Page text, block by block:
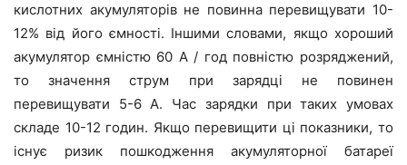
кислотних акумуляторів не повинна перевищувати 10-
12% від його ємності. Іншими словами, якщо хороший
акумулятор ємністю 60 A / год повністю розряджений,
то значення струм при зарядці не повинен
перевищувати 5-6 A. Час зарядки при таких умовах
складе 10-12 годин. Якщо перевищити ці показники, то
існує ризик пошкодження акумуляторної батареї